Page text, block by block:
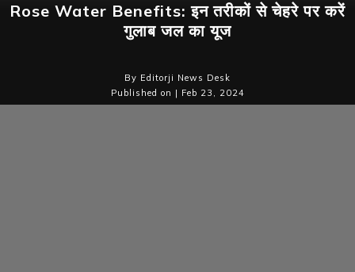
Rose Water Benefits: इन तरीकों से चेहरे पर करें
गुलाब जल का यूज
By Editorji News Desk
Published on | Feb 23, 2024